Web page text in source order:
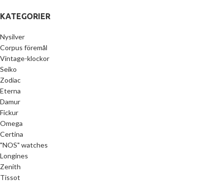
KATEGORIER
Nysilver
Corpus föremål
Vintage-klockor
Seiko
Zodiac
Eterna
Damur
Fickur
Omega
Certina
"NOS" watches
Longines
Zenith
Tissot